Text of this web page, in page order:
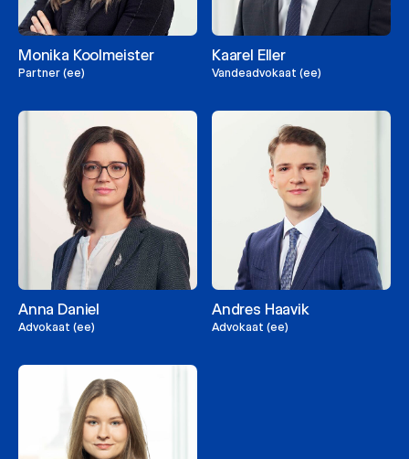
Monika Koolmeister
Partner (ee)
Kaarel Eller
Vandeadvokaat (ee)
Anna Daniel
Advokaat (ee)
Andres Haavik
Advokaat (ee)